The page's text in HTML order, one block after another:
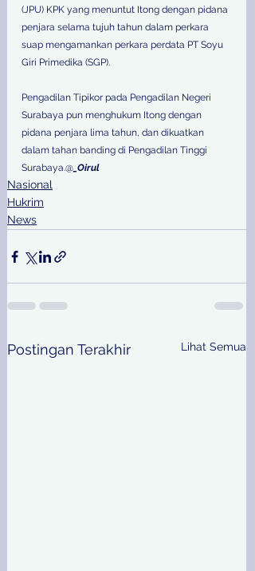
(JPU) KPK yang menuntut Itong dengan pidana
penjara selama tujuh tahun dalam perkara
suap mengamankan perkara perdata PT Soyu
Giri Primedika (SGP).
Pengadilan Tipikor pada Pengadilan Negeri
Surabaya pun menghukum Itong dengan
pidana penjara lima tahun, dan dikuatkan
dalam tahan banding di Pengadilan Tinggi
Surabaya.@ _Oirul
Nasional
Hukrim
News
Postingan Terakhir Lihat Semua